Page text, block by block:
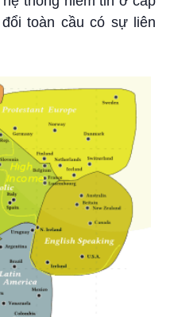
toàn cầu có sự liên